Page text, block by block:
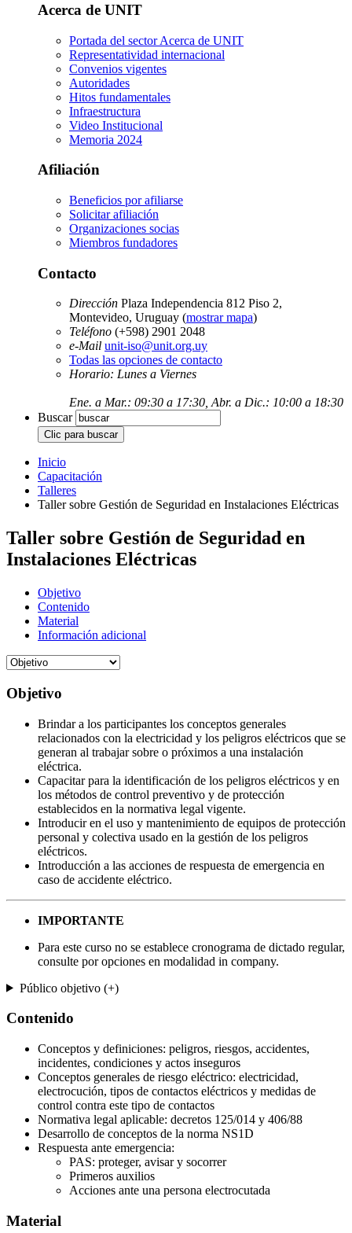
Acerca de UNIT
Portada del sectorAcerca de UNIT
Representatividad internacional
Convenios vigentes
Autoridades
Hitos fundamentales
Infraestructura
Video Institucional
Memoria 2024
Afiliación
Beneficios por afiliarse
Solicitar afiliación
Organizaciones socias
Miembros fundadores
Contacto
Dirección Plaza Independencia 812 Piso 2,
Montevideo, Uruguay (mostrar mapa)
Teléfono (+598) 2901 2048
e-Mail unit-iso@unit.org.uy
Todas las opciones de contacto
Horario: Lunes a Viernes
Ene. a Mar.: 09:30 a 17:30, Abr. a Dic.: 10:00 a 18:30
Buscar
Inicio
Capacitación
Talleres
Taller sobre Gestión de Seguridad en Instalaciones Eléctricas
Taller sobre Gestión de Seguridad en
Instalaciones Eléctricas
Objetivo
Contenido
Material
Información adicional
Objetivo
Brindar a los participantes los conceptos generales
relacionados con la electricidad y los peligros eléctricos que se
generan al trabajar sobre o próximos a una instalación
eléctrica.
Capacitar para la identificación de los peligros eléctricos y en
los métodos de control preventivo y de protección
establecidos en la normativa legal vigente.
Introducir en el uso y mantenimiento de equipos de protección
personal y colectiva usado en la gestión de los peligros
eléctricos.
Introducción a las acciones de respuesta de emergencia en
caso de accidente eléctrico.
IMPORTANTE
Para este curso no se establece cronograma de dictado regular,
consulte por opciones en modalidad in company.
Público objetivo (+)
Contenido
Conceptos y definiciones: peligros, riesgos, accidentes,
incidentes, condiciones y actos inseguros
Conceptos generales de riesgo eléctrico: electricidad,
electrocución, tipos de contactos eléctricos y medidas de
control contra este tipo de contactos
Normativa legal aplicable: decretos 125/014 y 406/88
Desarrollo de conceptos de la norma NS1D
Respuesta ante emergencia:
PAS: proteger, avisar y socorrer
Primeros auxilios
Acciones ante una persona electrocutada
Material